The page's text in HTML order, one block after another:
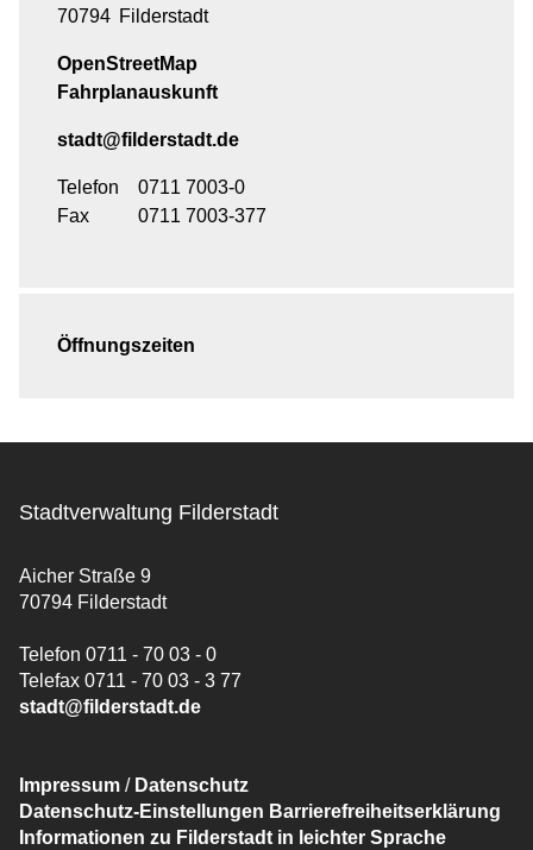
70794 Filderstadt
OpenStreetMap
Fahrplanauskunft
stadt@filderstadt.de
Telefon
0711 7003-0
Fax
0711 7003-377
Öffnungszeiten
Stadtverwaltung Filderstadt
Aicher Straße 9
70794 Filderstadt
Telefon 0711 - 70 03 - 0
Telefax 0711 - 70 03 - 3 77
stadt@filderstadt.de
Impressum / Datenschutz
Datenschutz-Einstellungen Barrierefreiheitserklärung
Informationen zu Filderstadt in leichter Sprache